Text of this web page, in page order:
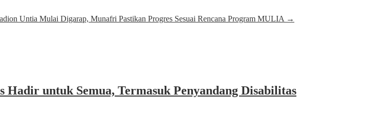
Untia Mulai Digarap, Munafri Pastikan Progres Sesuai Rencana Program MULIA →
untuk Semua, Termasuk Penyandang Disabilitas